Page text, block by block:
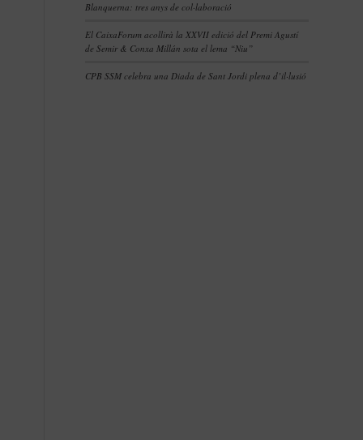
Blanquerna: tres anys de col·laboració
El CaixaForum acollirà la XXVII edició del Premi Agustí
de Semir & Conxa Millán sota el lema “Niu”
CPB SSM celebra una Diada de Sant Jordi plena d’il·lusió